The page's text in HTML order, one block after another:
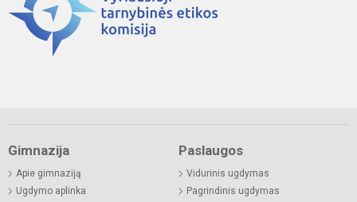
Gimnazija
Apie gimnaziją
Ugdymo aplinka
Paslaugos
Vidurinis ugdymas
Pagrindinis ugdymas